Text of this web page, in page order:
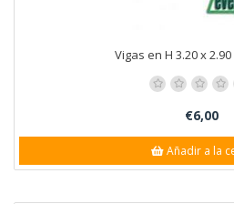
Vigas en H 3.20 x 2.90
€6,00
Añadir a la